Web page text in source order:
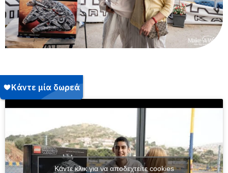
Κάντε κλικ για να αποδεχτείτε cookies